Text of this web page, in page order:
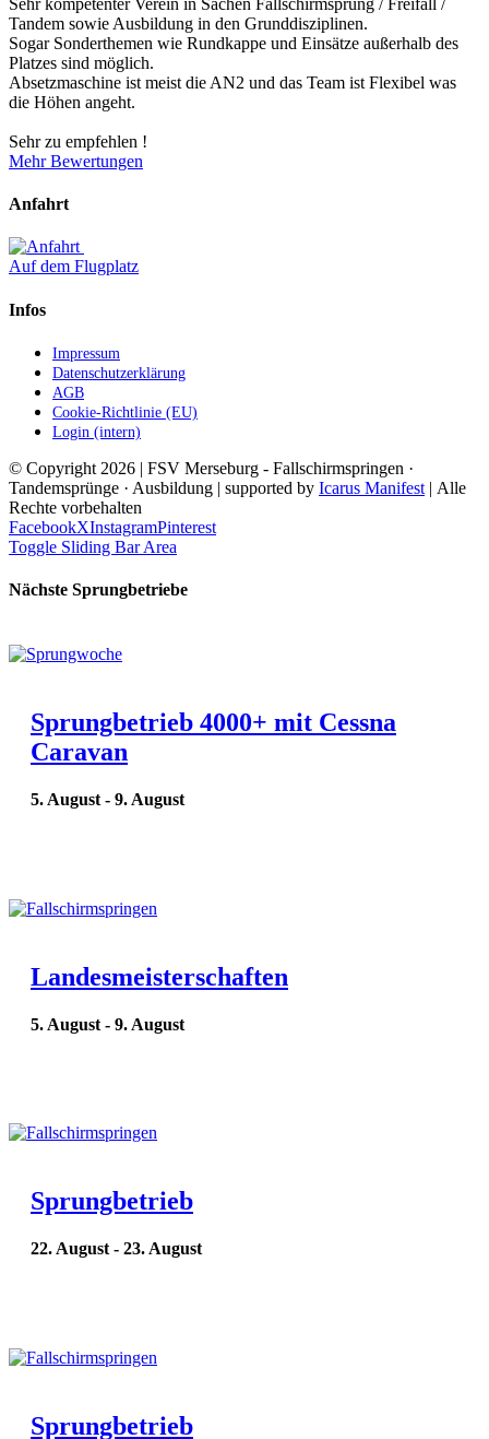
Tandem sowie Ausbildung in den Grunddisziplinen.
Sogar Sonderthemen wie Rundkappe und Einsätze außerhalb des
Platzes sind möglich.
Absetzmaschine ist meist die AN2 und das Team ist Flexibel was
die Höhen angeht.
Sehr zu empfehlen !
Mehr Bewertungen
Anfahrt
Auf dem Flugplatz
Infos
Impressum
Datenschutzerklärung
AGB
Cookie-Richtlinie (EU)
Login (intern)
© Copyright 2026 | FSV Merseburg - Fallschirmspringen ·
Tandemsprünge · Ausbildung | supported by Icarus Manifest | Alle
Rechte vorbehalten
FacebookXInstagramPinterest
Toggle Sliding Bar Area
Nächste Sprungbetriebe
Sprungbetrieb 4000+ mit Cessna
Caravan
5. August- 9. August
Landesmeisterschaften
5. August - 9. August
Sprungbetrieb
22. August - 23. August
Sprungbetrieb